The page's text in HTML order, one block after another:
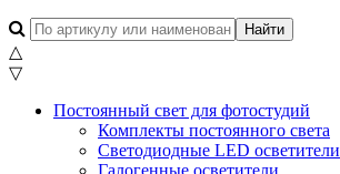
△
▽
Постоянный свет для фотостудий
Комплекты постоянного света
Светодиодные LED осветители
Галогенные осветители